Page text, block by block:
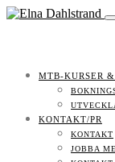
MTB-KURSER
KONTAKT/PR
KONTAKT
JOBBA